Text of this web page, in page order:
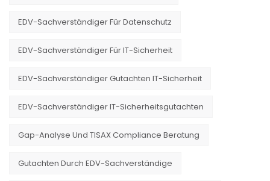
EDV-Sachverständiger Für Datenschutz
EDV-Sachverständiger Für IT-Sicherheit
EDV-Sachverständiger Gutachten IT-Sicherheit
EDV-Sachverständiger IT-Sicherheitsgutachten
Gap-Analyse Und TISAX Compliance Beratung
Gutachten Durch EDV-Sachverständige